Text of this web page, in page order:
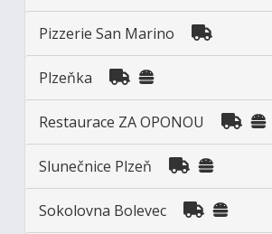
Pizzerie San Marino
Plzeňka
Restaurace ZA OPONOU
Slunečnice Plzeň
Sokolovna Bolevec